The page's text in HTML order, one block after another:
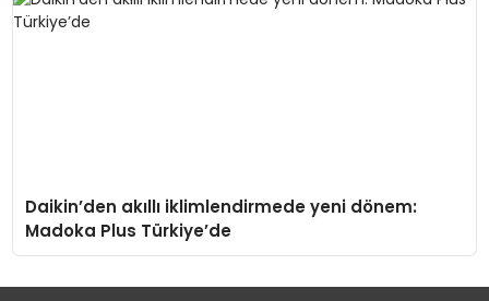
Daikin’den akıllı iklimlendirmede yeni dönem:
Madoka Plus Türkiye’de